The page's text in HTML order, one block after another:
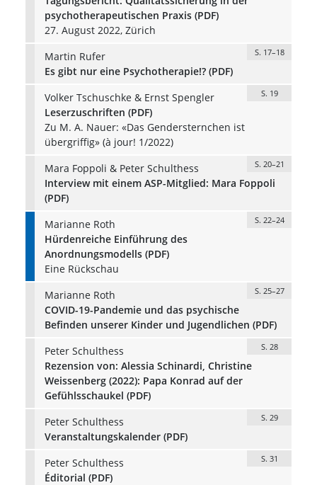
psychotherapeutischen Praxis (PDF)
27. August 2022, Zürich
Martin Rufer
S. 17–18
Es gibt nur eine Psychotherapie!? (PDF)
Volker Tschuschke & Ernst Spengler
S. 19
Leserzuschriften (PDF)
Zu M. A. Nauer: «Das Gendersternchen ist
übergriffig» (à jour! 1/2022)
Mara Foppoli & Peter Schulthess
S. 20–21
Interview mit einem ASP-Mitglied: Mara Foppoli
(PDF)
Marianne Roth
S. 22–24
Hürdenreiche Einführung des
Anordnungsmodells (PDF)
Eine Rückschau
Marianne Roth
S. 25–27
COVID-19-Pandemie und das psychische
Befinden unserer Kinder und Jugendlichen (PDF)
Peter Schulthess
S. 28
Rezension von: Alessia Schinardi, Christine
Weissenberg (2022): Papa Konrad auf der
Gefühlsschaukel (PDF)
Peter Schulthess
S. 29
Veranstaltungskalender (PDF)
Peter Schulthess
S. 31
Éditorial (PDF)